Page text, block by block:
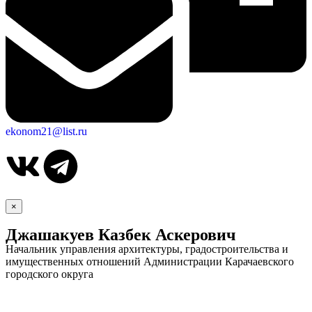
Об округе
ekonom21@list.ru
×
Джашакуев Казбек Аскерович
Начальник управления архитектуры, градостроительства и
имущественных отношений Администрации Карачаевского
городского округа